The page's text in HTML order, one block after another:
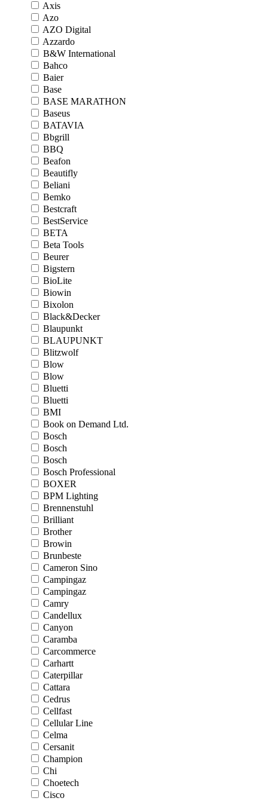
Axis
Azo
AZO Digital
Azzardo
B&W International
Bahco
Baier
Base
BASE MARATHON
Baseus
BATAVIA
Bbgrill
BBQ
Beafon
Beautifly
Beliani
Bemko
Bestcraft
BestService
BETA
Beta Tools
Beurer
Bigstern
BioLite
Biowin
Bixolon
Black&Decker
Blaupunkt
BLAUPUNKT
Blitzwolf
Blow
Blow
Bluetti
Bluetti
BMI
Book on Demand Ltd.
Bosch
Bosch
Bosch
Bosch Professional
BOXER
BPM Lighting
Brennenstuhl
Brilliant
Brother
Browin
Brunbeste
Cameron Sino
Campingaz
Campingaz
Camry
Candellux
Canyon
Caramba
Carcommerce
Carhartt
Caterpillar
Cattara
Cedrus
Cellfast
Cellular Line
Celma
Cersanit
Champion
Chi
Choetech
Cisco